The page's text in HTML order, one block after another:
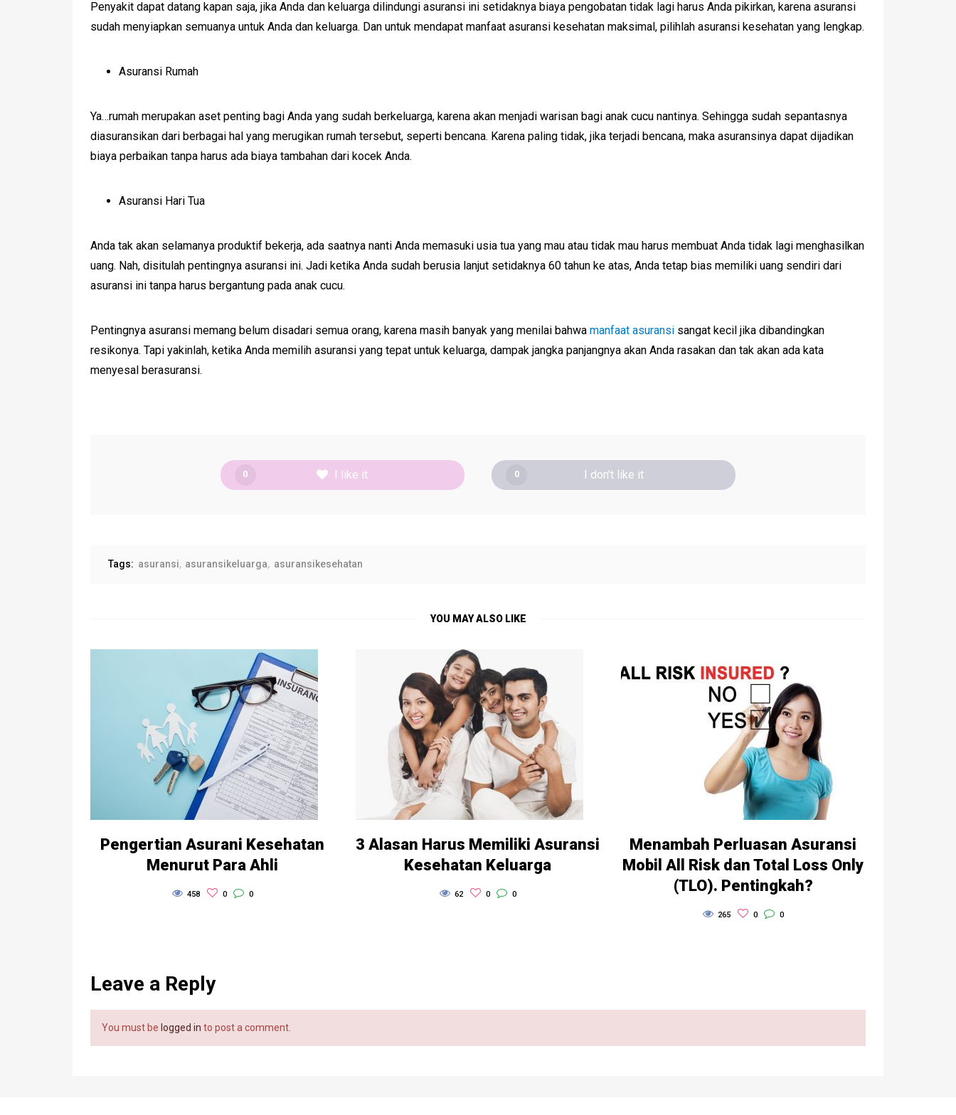
Penyakit dapat datang kapan saja, jika Anda dan keluarga dilindungi asuransi ini setidaknya biaya pengobatan tidak lagi harus Anda pikirkan, karena asuransi
sudah menyiapkan semuanya untuk Anda dan keluarga. Dan untuk mendapat manfaat asuransi kesehatan maksimal, pilihlah asuransi kesehatan yang lengkap.
Asuransi Rumah
Ya…rumah merupakan aset penting bagi Anda yang sudah berkeluarga, karena akan menjadi warisan bagi anak cucu nantinya. Sehingga sudah sepantasnya
diasuransikan dari berbagai hal yang merugikan rumah tersebut, seperti bencana. Karena paling tidak, jika terjadi bencana, maka asuransinya dapat dijadikan
biaya perbaikan tanpa harus ada biaya tambahan dari kocek Anda.
Asuransi Hari Tua
Anda tak akan selamanya produktif bekerja, ada saatnya nanti Anda memasuki usia tua yang mau atau tidak mau harus membuat Anda tidak lagi menghasilkan
uang. Nah, disitulah pentingnya asuransi ini. Jadi ketika Anda sudah berusia lanjut setidaknya 60 tahun ke atas, Anda tetap bias memiliki uang sendiri dari
asuransi ini tanpa harus bergantung pada anak cucu.
Pentingnya asuransi memang belum disadari semua orang, karena masih banyak yang menilai bahwa manfaat asuransi sangat kecil jika dibandingkan
resikonya. Tapi yakinlah, ketika Anda memilih asuransi yang tepat untuk keluarga, dampak jangka panjangnya akan Anda rasakan dan tak akan ada kata
menyesal berasuransi.
0 I like it 0 I don't like it
Tags: asuransi asuransikeluarga asuransikesehatan
YOU MAY ALSO LIKE
Pengertian Asurani Kesehatan
Menurut Para Ahli
458 0 0
3 Alasan Harus Memiliki Asuransi
Kesehatan Keluarga
62 0 0
Menambah Perluasan Asuransi
Mobil All Risk dan Total Loss Only
(TLO). Pentingkah?
265 0 0
Leave a Reply
You must be logged in to post a comment.